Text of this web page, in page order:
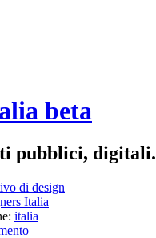
beta
pubblici, digitali.
di design
Italia
italia